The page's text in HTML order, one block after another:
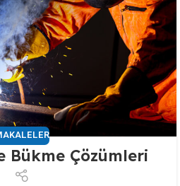
Bükme Çözümleri